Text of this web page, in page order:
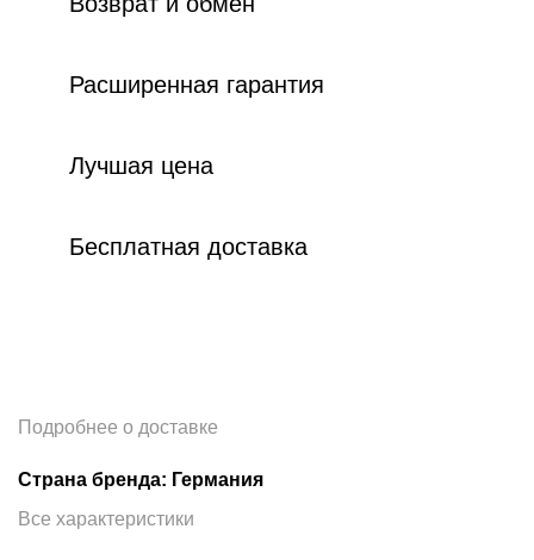
Расширенная гарантия
Лучшая цена
Бесплатная доставка
Подробнее о доставке
Страна бренда: Германия
Все характеристики